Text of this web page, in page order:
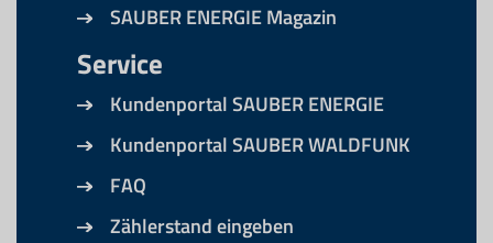
SAUBER ENERGIE Magazin
Service
Kundenportal SAUBER ENERGIE
Kundenportal SAUBER WALDFUNK
FAQ
Zählerstand eingeben